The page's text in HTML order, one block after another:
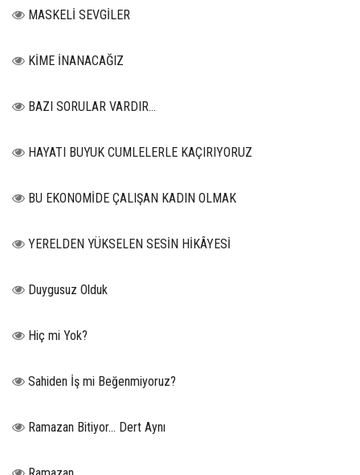
MASKELİ SEVGİLER
KİME İNANACAĞIZ
BAZI SORULAR VARDIR…
HAYATI BUYUK CUMLELERLE KAÇIRIYORUZ
BU EKONOMİDE ÇALIŞAN KADIN OLMAK
YERELDEN YÜKSELEN SESİN HİKÂYESİ
Duygusuz Olduk
Hiç mi Yok?
Sahiden İş mi Beğenmiyoruz?
Ramazan Bitiyor… Dert Aynı